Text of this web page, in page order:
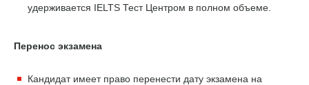
удерживается IELTS Тест Центром в полном объеме.
Перенос экзамена
Кандидат имеет право перенести дату экзамена на